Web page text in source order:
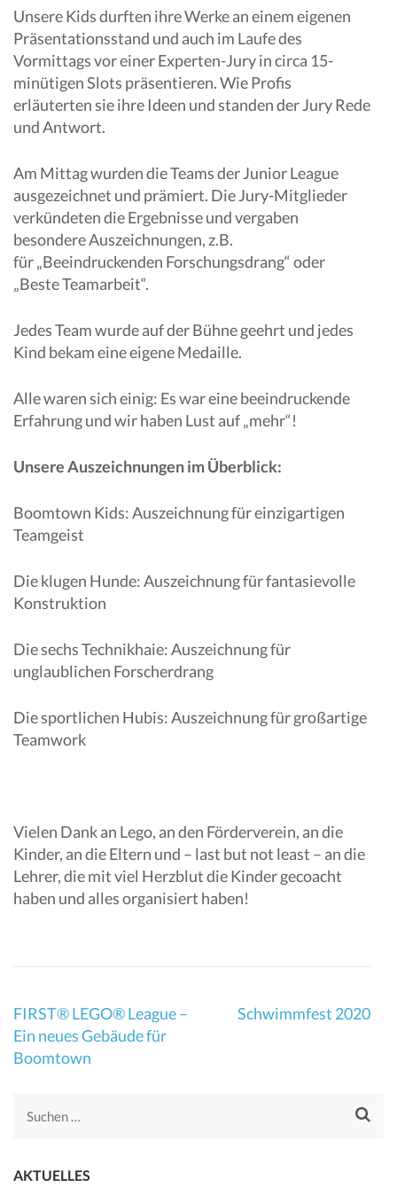
Unsere Kids durften ihre Werke an einem eigenen
Präsentationsstand und auch im Laufe des
Vormittags vor einer Experten-Jury in circa 15-
minütigen Slots präsentieren. Wie Profis
erläuterten sie ihre Ideen und standen der Jury Rede
und Antwort.
Am Mittag wurden die Teams der Junior League
ausgezeichnet und prämiert. Die Jury-Mitglieder
verkündeten die Ergebnisse und vergaben
besondere Auszeichnungen, z.B.
für „Beeindruckenden Forschungsdrang“ oder
„Beste Teamarbeit“.
Jedes Team wurde auf der Bühne geehrt und jedes
Kind bekam eine eigene Medaille.
Alle waren sich einig: Es war eine beeindruckende
Erfahrung und wir haben Lust auf „mehr“!
Unsere Auszeichnungen im Überblick:
Boomtown Kids: Auszeichnung für einzigartigen
Teamgeist
Die klugen Hunde: Auszeichnung für fantasievolle
Konstruktion
Die sechs Technikhaie: Auszeichnung für
unglaublichen Forscherdrang
Die sportlichen Hubis: Auszeichnung für großartige
Teamwork
Vielen Dank an Lego, an den Förderverein, an die
Kinder, an die Eltern und – last but not least – an die
Lehrer, die mit viel Herzblut die Kinder gecoacht
haben und alles organisiert haben!
Beitragsnavigation
FIRST® LEGO® League –
Ein neues Gebäude für
Boomtown
Schwimmfest 2020
Suchen
AKTUELLES